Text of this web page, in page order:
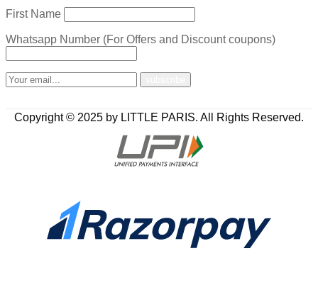
First Name
Whatsapp Number (For Offers and Discount coupons)
Copyright © 2025 by LITTLE PARIS. All Rights Reserved.